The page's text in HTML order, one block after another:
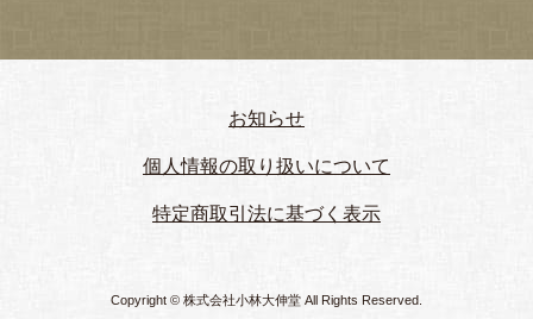
お知らせ
個人情報の取り扱いについて
特定商取引法に基づく表示
Copyright © 株式会社小林大伸堂 All Rights Reserved.